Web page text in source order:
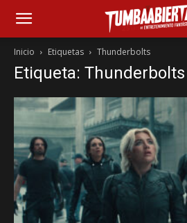
Inicio Etiquetas Thunderbolts
Etiqueta: Thunderbolts